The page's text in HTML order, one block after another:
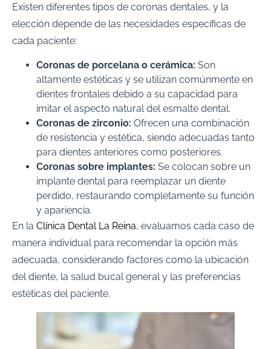
Existen diferentes tipos de coronas dentales, y la
elección depende de las necesidades específicas de
cada paciente:
Coronas de porcelana o cerámica: Son
altamente estéticas y se utilizan comúnmente en
dientes frontales debido a su capacidad para
imitar el aspecto natural del esmalte dental.
Coronas de zirconio: Ofrecen una combinación
de resistencia y estética, siendo adecuadas tanto
para dientes anteriores como posteriores.
Coronas sobre implantes: Se colocan sobre un
implante dental para reemplazar un diente
perdido, restaurando completamente su función
y apariencia.
En la Clínica Dental La Reina, evaluamos cada caso de
manera individual para recomendar la opción más
adecuada, considerando factores como la ubicación
del diente, la salud bucal general y las preferencias
estéticas del paciente.